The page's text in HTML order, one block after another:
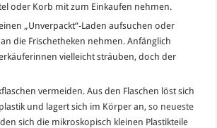
oder Korb mit zum Einkaufen nehmen.
„Unverpackt“-Laden aufsuchen oder
die Frischetheken nehmen. Anfänglich
vielleicht sträuben, doch der
vermeiden. Aus den Flaschen löst sich
und lagert sich im Körper an,so neueste
sich die mikroskopisch kleinen Plastikteile